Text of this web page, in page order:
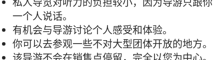
一个人说话。
有机会与导游讨论个人感受和体验。
你可以去参观一些不对大型团体开放的地方。